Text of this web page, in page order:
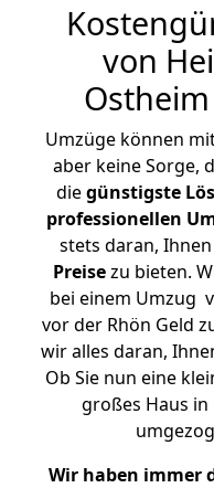
von
Umzüge können
aber keine Sorge,
diegünstigste
professionellen
stets daran, Ihnen
Preisezu bieten.
bei einem Umzug
vor der Rhön Geld
wir alles daran,
Ob Sie nun eine
großes Haus
Wir haben immer